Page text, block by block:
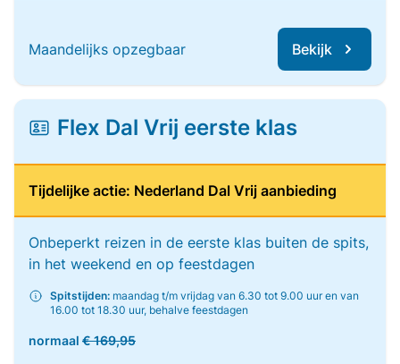
Maandelijks opzegbaar Bekijk
Flex Dal Vrij eerste klas
Tijdelijke actie: Nederland Dal Vrij aanbieding
Onbeperkt reizen in de eerste klas buiten de spits,
in het weekend en op feestdagen
Spitstijden: maandag t/m vrijdag van 6.30 tot 9.00 uur en van
16.00 tot 18.30 uur, behalve feestdagen
normaal € 169,95